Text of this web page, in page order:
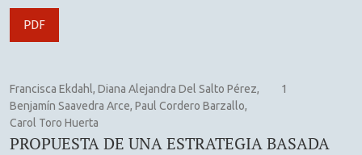
PDF
Francisca Ekdahl, Diana Alejandra Del Salto Pérez,
Benjamín Saavedra Arce, Paul Cordero Barzallo,
Carol Toro Huerta
1
PROPUESTA DE UNA ESTRATEGIA BASADA